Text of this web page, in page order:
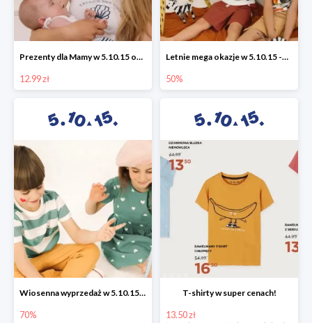
Prezenty dla Mamy w 5.10.15 od 12,99 zł
12.99 zł
Letnie mega okazje w 5.10.15 -50%
50%
Wiosenna wyprzedaż w 5.10.15 -70%
70%
T-shirty w super cenach!
13.50 zł